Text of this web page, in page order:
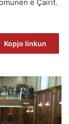
ë Çairit.
Kopjo linkun